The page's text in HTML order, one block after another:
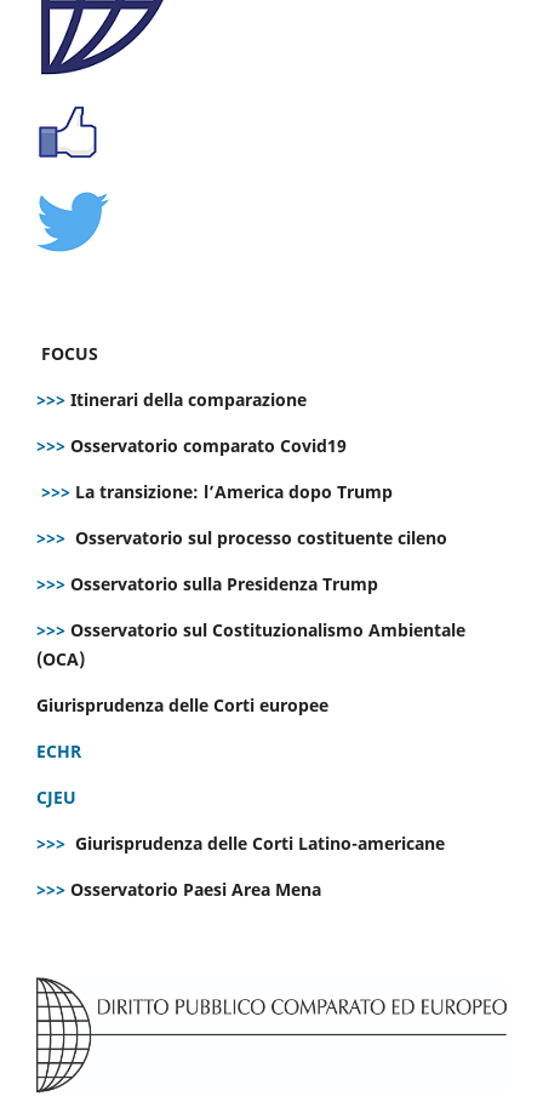
FOCUS
>>> Itinerari della comparazione
>>> Osservatorio comparato Covid19
>>> La transizione: l’America dopo Trump
>>> Osservatorio sul processo costituente cileno
>>> Osservatorio sulla Presidenza Trump
>>> Osservatorio sul Costituzionalismo Ambientale
(OCA)
Giurisprudenza delle Corti europee
ECHR
CJEU
>>> Giurisprudenza delle Corti Latino-americane
>>> Osservatorio Paesi Area Mena